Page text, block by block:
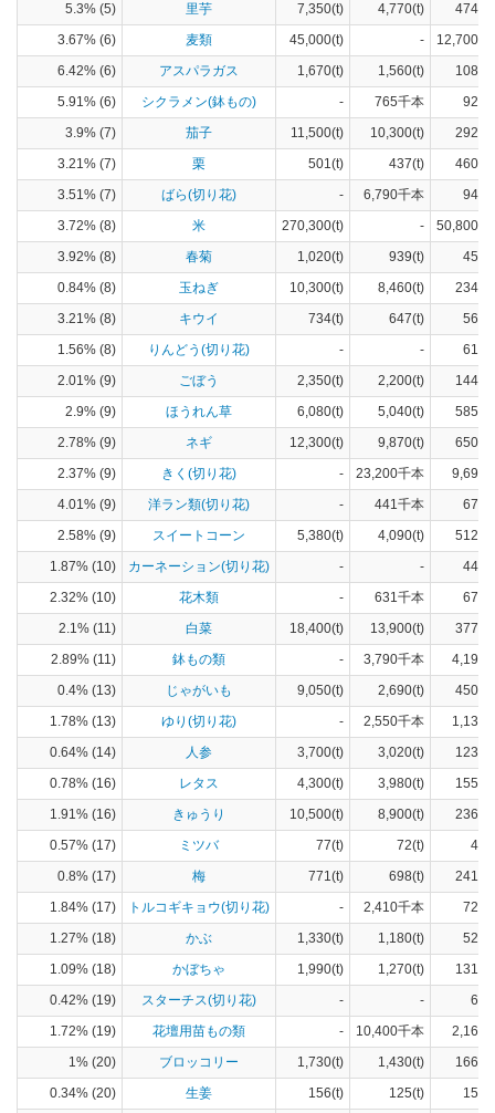
5.3% (5)
里芋 7,350(t) 4,770(t)
3.67% (6)
麦類 45,000(t) -
6.42% (6)
アスパラガス 1,670(t) 1,560(t)
5.91% (6)
シクラメン(鉢もの) - 765千本
3.9% (7)
茄子 11,500(t) 10,300(t)
3.21% (7)
栗 501(t) 437(t)
3.51% (7)
ばら(切り花) - 6,790千本
3.72% (8)
米 270,300(t) -
3.92% (8)
春菊 1,020(t) 939(t)
0.84% (8)
玉ねぎ 10,300(t) 8,460(t)
3.21% (8)
キウイ 734(t) 647(t)
1.56% (8)
りんどう(切り花) - -
2.01% (9)
ごぼう 2,350(t) 2,200(t)
2.9% (9)
ほうれん草 6,080(t) 5,040(t)
2.78% (9)
ネギ 12,300(t) 9,870(t)
2.37% (9)
きく(切り花) - 23,200千本
4.01% (9)
洋ラン類(切り花) - 441千本
2.58% (9)
スイートコーン 5,380(t) 4,090(t)
1.87% (10)
カーネーション(切り花) - -
2.32% (10)
花木類 - 631千本
2.1% (11)
白菜 18,400(t) 13,900(t)
2.89% (11)
鉢もの類 - 3,790千本
0.4% (13)
じゃがいも 9,050(t) 2,690(t)
1.78% (13)
ゆり(切り花) - 2,550千本
0.64% (14)
人参 3,700(t) 3,020(t)
0.78% (16)
レタス 4,300(t) 3,980(t)
1.91% (16)
きゅうり 10,500(t) 8,900(t)
0.57% (17)
ミツバ 77(t) 72(t)
0.8% (17)
梅 771(t) 698(t)
1.84% (17)
トルコギキョウ(切り花) - 2,410千本
1.27% (18)
かぶ 1,330(t) 1,180(t)
1.09% (18)
かぼちゃ 1,990(t) 1,270(t)
0.42% (19)
スターチス(切り花) - -
1.72% (19)
花壇用苗もの類 - 10,400千本
1% (20)
ブロッコリー 1,730(t) 1,430(t)
0.34% (20)
生姜 156(t) 125(t)